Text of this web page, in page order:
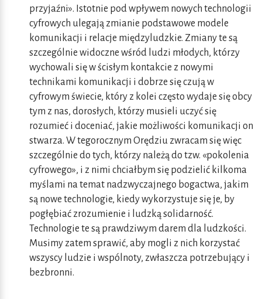
przyjaźni». Istotnie pod wpływem nowych technologii
cyfrowych ulegają zmianie podstawowe modele
komunikacji i relacje międzyludzkie. Zmiany te są
szczególnie widoczne wśród ludzi młodych, którzy
wychowali się w ścisłym kontakcie z nowymi
technikami komunikacji i dobrze się czują w
cyfrowym świecie, który z kolei często wydaje się obcy
tym z nas, dorosłych, którzy musieli uczyć się
rozumieć i doceniać, jakie możliwości komunikacji on
stwarza. W tegorocznym Orędziu zwracam się więc
szczególnie do tych, którzy należą do tzw. «pokolenia
cyfrowego», i z nimi chciałbym się podzielić kilkoma
myślami na temat nadzwyczajnego bogactwa, jakim
są nowe technologie, kiedy wykorzystuje się je, by
pogłębiać zrozumienie i ludzką solidarność.
Technologie te są prawdziwym darem dla ludzkości.
Musimy zatem sprawić, aby mogli z nich korzystać
wszyscy ludzie i wspólnoty, zwłaszcza potrzebujący i
bezbronni.